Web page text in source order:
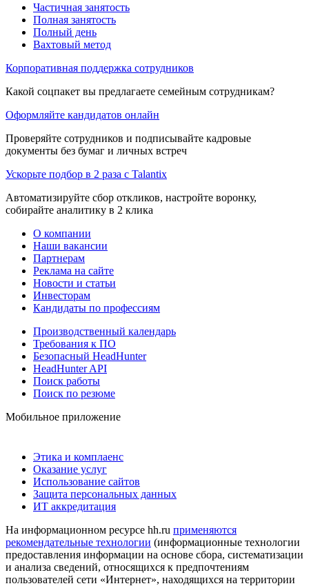
Частичная занятость
Полная занятость
Полный день
Вахтовый метод
Корпоративная поддержка сотрудников
Какой соцпакет вы предлагаете семейным сотрудникам?
Оформляйте кандидатов онлайн
Проверяйте сотрудников и подписывайте кадровые
документы без бумаг и личных встреч
Ускорьте подбор в 2 раза с Talantix
Автоматизируйте сбор откликов, настройте воронку,
собирайте аналитику в 2 клика
О компании
Наши вакансии
Партнерам
Реклама на сайте
Новости и статьи
Инвесторам
Кандидаты по профессиям
Производственный календарь
Требования к ПО
Безопасный HeadHunter
HeadHunter API
Поиск работы
Поиск по резюме
Мобильное приложение
Этика и комплаенс
Оказание услуг
Использование сайтов
Защита персональных данных
ИТ аккредитация
На информационном ресурсе hh.ru применяются
рекомендательные технологии (информационные технологии
предоставления информации на основе сбора, систематизации
и анализа сведений, относящихся к предпочтениям
пользователей сети «Интернет», находящихся на территории